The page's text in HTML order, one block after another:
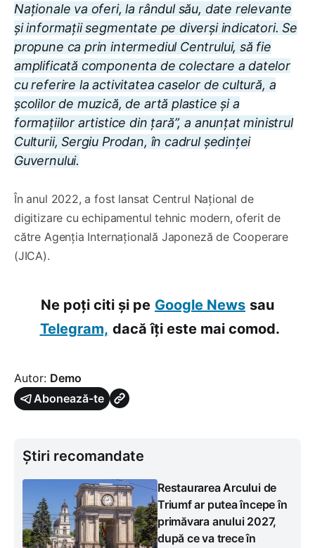
Naționale va oferi, la rândul său, date relevante
și informații segmentate pe diverși indicatori. Se
propune ca prin intermediul Centrului, să fie
amplificată componenta de colectare a datelor
cu referire la activitatea caselor de cultură, a
școlilor de muzică, de artă plastice și a
formațiilor artistice din țară”, a anunțat ministrul
Culturii, Sergiu Prodan, în cadrul ședinței
Guvernului.
În anul 2022, a fost lansat Centrul Național de
digitizare cu echipamentul tehnic modern, oferit de
către Agenţia Internaţională Japoneză de Cooperare
(JICA).
Ne poți citi și pe Google News sau
Telegram, dacă îți este mai comod.
Autor: Demo
Abonează-te
Știri recomandate
Restaurarea Arcului de
Triumf ar putea începe în
primăvara anului 2027,
după ce va trece în